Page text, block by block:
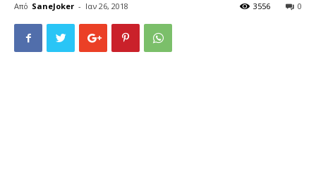
Από SaneJoker - Ιαν 26, 2018 0
3556